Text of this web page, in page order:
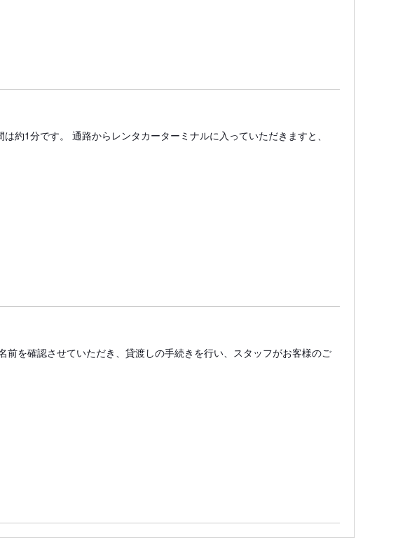
約1分です。 通路からレンタカーターミナルに入っていただきますと、
を確認させていただき、貸渡しの手続きを行い、スタッフがお客様のご